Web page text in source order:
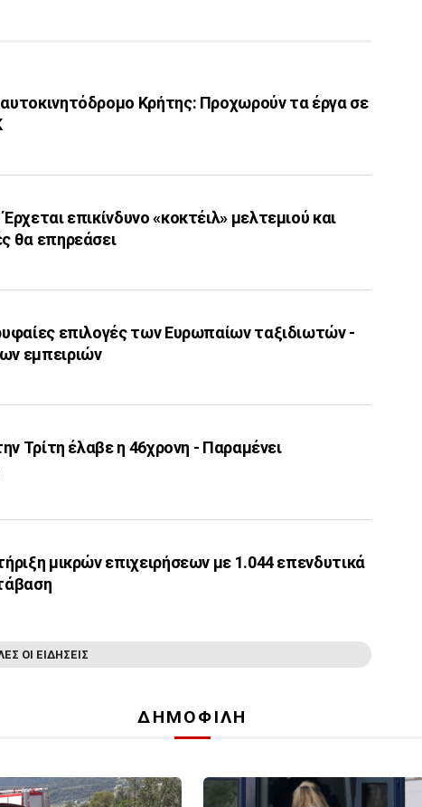
Κρήτης: Προχωρούν τα έργα σε
επικίνδυνο «κοκτέιλ» μελτεμιού και
θα επηρεάσει
επιλογές των Ευρωπαίων ταξιδιωτών -
εμπειριών
Τρίτη έλαβε η 46χρονη - Παραμένει
μικρών επιχειρήσεων με 1.044 επενδυτικά
ΟΙ ΕΙΔΗΣΕΙΣ
ΔΗΜΟΦΙΛΗ